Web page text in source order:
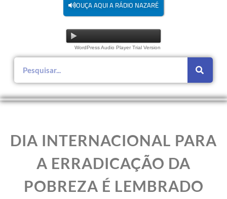
OUÇA AQUI A RÁDIO NAZARÉ
WordPress Audio Player Trial Version
DIA INTERNACIONAL PARA
A ERRADICAÇÃO DA
POBREZA É LEMBRADO